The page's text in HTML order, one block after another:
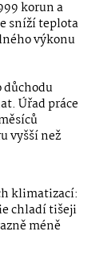
korun a
sníží teplota
výkonu
důchodu
Úřad práce
vyšší než
klimatizací:
chladí tišeji
méně